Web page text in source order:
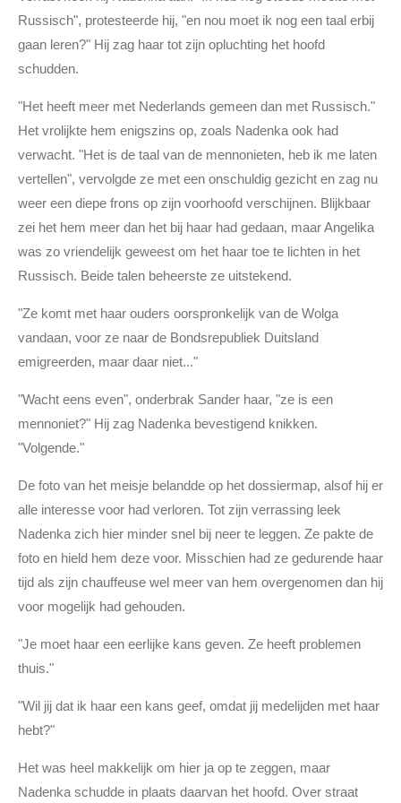
Russisch", protesteerde hij, "en nou moet ik nog een taal erbij
gaan leren?" Hij zag haar tot zijn opluchting het hoofd
schudden.
"Het heeft meer met Nederlands gemeen dan met Russisch."
Het vrolijkte hem enigszins op, zoals Nadenka ook had
verwacht. "Het is de taal van de mennonieten, heb ik me laten
vertellen", vervolgde ze met een onschuldig gezicht en zag nu
weer een diepe frons op zijn voorhoofd verschijnen. Blijkbaar
zei het hem meer dan het bij haar had gedaan, maar Angelika
was zo vriendelijk geweest om het haar toe te lichten in het
Russisch. Beide talen beheerste ze uitstekend.
"Ze komt met haar ouders oorspronkelijk van de Wolga
vandaan, voor ze naar de Bondsrepubliek Duitsland
emigreerden, maar daar niet..."
"Wacht eens even", onderbrak Sander haar, "ze is een
mennoniet?" Hij zag Nadenka bevestigend knikken.
"Volgende."
De foto van het meisje belandde op het dossiermap, alsof hij er
alle interesse voor had verloren. Tot zijn verrassing leek
Nadenka zich hier minder snel bij neer te leggen. Ze pakte de
foto en hield hem deze voor. Misschien had ze gedurende haar
tijd als zijn chauffeuse wel meer van hem overgenomen dan hij
voor mogelijk had gehouden.
"Je moet haar een eerlijke kans geven. Ze heeft problemen
thuis."
"Wil jij dat ik haar een kans geef, omdat jij medelijden met haar
hebt?"
Het was heel makkelijk om hier ja op te zeggen, maar
Nadenka schudde in plaats daarvan het hoofd. Over straat